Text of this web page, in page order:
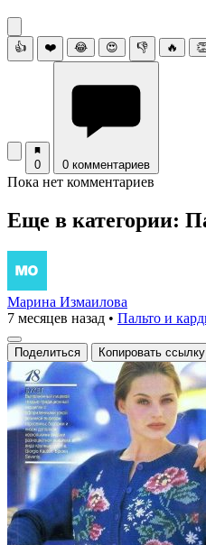
👍 ❤️ 😂 😍 👎 🔥
0 0 комментариев
Пока нет комментариев
Еще в категории:
Марина Измаилова
7 месяцев назад • Пальто и
Поделиться Копировать ссылку